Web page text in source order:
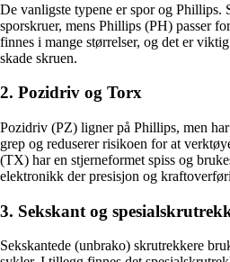
De vanligste typene er spor og Phillips.
sporskruer, mens Phillips (PH) passer
finnes i mange størrelser, og det er
skade skruen.
2. Pozidriv og Torx
Pozidriv (PZ) ligner på Phillips, men
grep og reduserer risikoen for at
(TX) har en stjerneformet spiss og
elektronikk der presisjon og
3. Sekskant og
Sekskantede (unbrako) skrutrekkere